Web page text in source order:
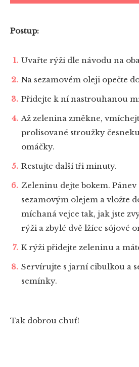
Postup:
Uvařte rýži dle návodu na
Na sezamovém oleji opečte
Přidejte k ní nastrouhanou
Až zelenina změkne,
prolisované stroužky
omáčky.
Restujte další tři minuty.
Zeleninu dejte bokem. Pánev
sezamovým olejem a vložte
míchaná vejce tak, jak jste
rýži a zbylé dvě lžíce sójové
K rýži přidejte zeleninu a
Servírujte s jarní cibulkou a
semínky.
Tak dobrou chuť!